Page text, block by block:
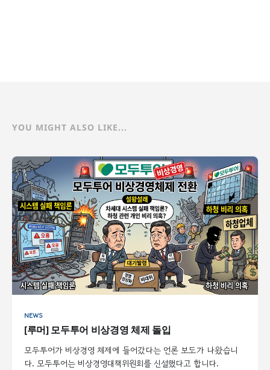
YOU MIGHT ALSO LIKE...
NEWS
[루머] 모두투어 비상경영 체제 돌입
모두투어가 비상경영 체제에 들어갔다는 언론 보도가 나왔습니
다. 모두투어는 비상경영대책위원회를 신설했다고 합니다.